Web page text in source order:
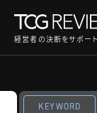
経営者の決断をサポー
KEYWORD